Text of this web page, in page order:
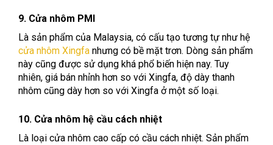
9. Cửa nhôm PMI
Là sản phẩm của Malaysia, có cấu tạo tương tự như hệ
cửa nhôm Xingfa nhưng có bề mặt trơn. Dòng sản phẩm
này cũng được sử dụng khá phổ biến hiện nay. Tuy
nhiên, giá bán nhỉnh hơn so với Xingfa, độ dày thanh
nhôm cũng dày hơn so với Xingfa ở một số loại.
10. Cửa nhôm hệ cầu cách nhiệt
Là loại cửa nhôm cao cấp có cầu cách nhiệt. Sản phẩm